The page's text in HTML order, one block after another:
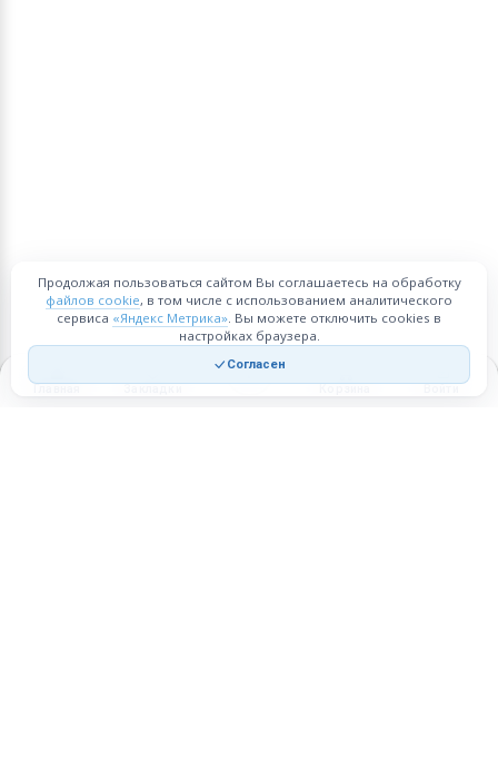
Главная Закладки Корзина Войти
Продолжая пользоваться сайтом Вы соглашаетесь на обработку
файлов cookie, в том числе с использованием аналитического
сервиса «Яндекс Метрика». Вы можете отключить cookies в
настройках браузера.
Согласен